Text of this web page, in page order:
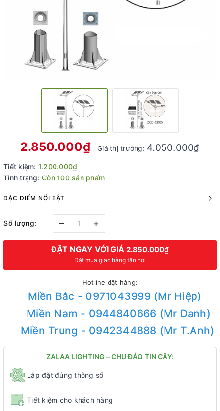
2.850.000₫ Giá thị trường:4.050.000₫
Tiết kiệm: 1.200.000₫
Tình trạng: Còn 100 sản phẩm
ĐẶC ĐIỂM NỔI BẬT
Số lượng: – +
ĐẶT NGAY VỚI GIÁ 2.850.000₫
Đặt mua giao hàng tận nơi
Hotline đặt hàng:
Miền Bắc - 0971043999 (Mr Hiệp)
Miền Nam - 0944840666 (Mr Danh)
Miền Trung - 0942344888 (Mr T.Anh)
ZALAA LIGHTING – CHU ĐÁO TIN CẬY:
Lắp đặtđúng thông số
Tiết kiệm cho khách hàng